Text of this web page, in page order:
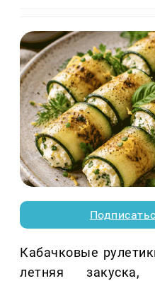
Кабачковые
летняя закуска,